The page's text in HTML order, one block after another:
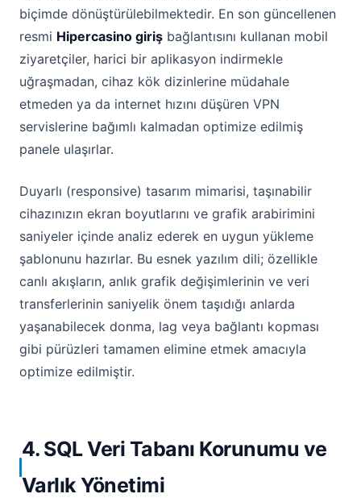
biçimde dönüştürülebilmektedir. En son güncellenen
resmi Hipercasino giriş bağlantısını kullanan mobil
ziyaretçiler, harici bir aplikasyon indirmekle
uğraşmadan, cihaz kök dizinlerine müdahale
etmeden ya da internet hızını düşüren VPN
servislerine bağımlı kalmadan optimize edilmiş
panele ulaşırlar.
Duyarlı (responsive) tasarım mimarisi, taşınabilir
cihazınızın ekran boyutlarını ve grafik arabirimini
saniyeler içinde analiz ederek en uygun yükleme
şablonunu hazırlar. Bu esnek yazılım dili; özellikle
canlı akışların, anlık grafik değişimlerinin ve veri
transferlerinin saniyelik önem taşıdığı anlarda
yaşanabilecek donma, lag veya bağlantı kopması
gibi pürüzleri tamamen elimine etmek amacıyla
optimize edilmiştir.
4. SQL Veri Tabanı Korunumu ve
Varlık Yönetimi